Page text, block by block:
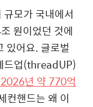
모가 국내에서
원이었던 것에
있어요. 글로벌
드업(threadUP)
년 약 770억
컨핸드는 왜 이